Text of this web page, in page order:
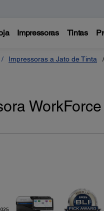
Impressoras Tintas
Impressoras a Jato de Tinta